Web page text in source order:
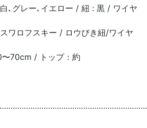
､グレー､イエロー / 紐 : 黒 / ワイヤ
ワロフスキー / ロウびき紐/ワイヤ
〜70cm / トップ：約